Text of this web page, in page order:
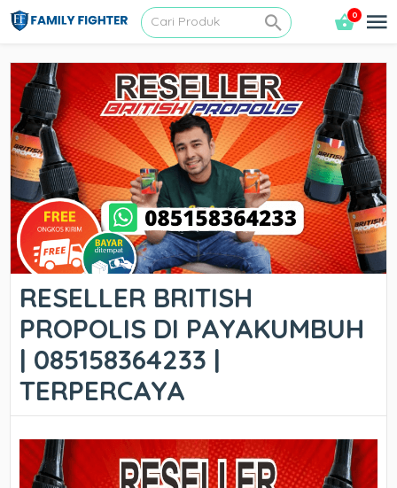
0
RESELLER BRITISH
PROPOLIS DI PAYAKUMBUH
| 085158364233 |
TERPERCAYA